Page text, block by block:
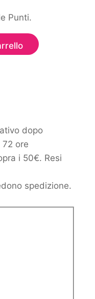
Punti.
dopo
ore
i 50€. Resi
spedizione.